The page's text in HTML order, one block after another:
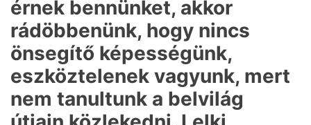
érnek bennünket, akkor
rádöbbenünk, hogy nincs
önsegítő képességünk,
eszköztelenek vagyunk, mert
nem tanultunk a belvilág